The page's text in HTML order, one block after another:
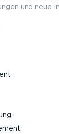
und neue